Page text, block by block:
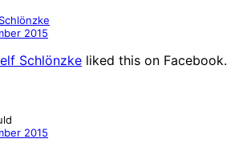
2015
Schlönzke liked this on Facebook.
2015